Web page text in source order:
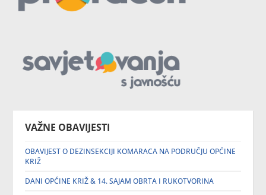
VAŽNE OBAVIJESTI
OBAVIJEST O DEZINSEKCIJI KOMARACA NA PODRUČJU OPĆINE
KRIŽ
DANI OPĆINE KRIŽ & 14. SAJAM OBRTA I RUKOTVORINA